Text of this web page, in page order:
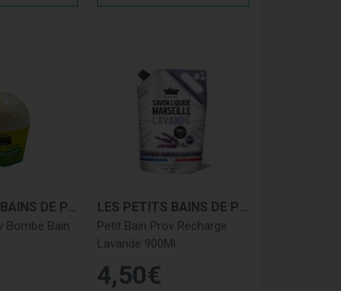
LES PETITS BAINS DE PROVENCE
Bombe Bain
LES PETITS BAINS DE PROVENCE
Petit Bain Prov Recharge
Lavande 900Ml
4,50€